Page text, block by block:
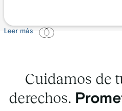
Leer más
Cuidamos de
derechos.